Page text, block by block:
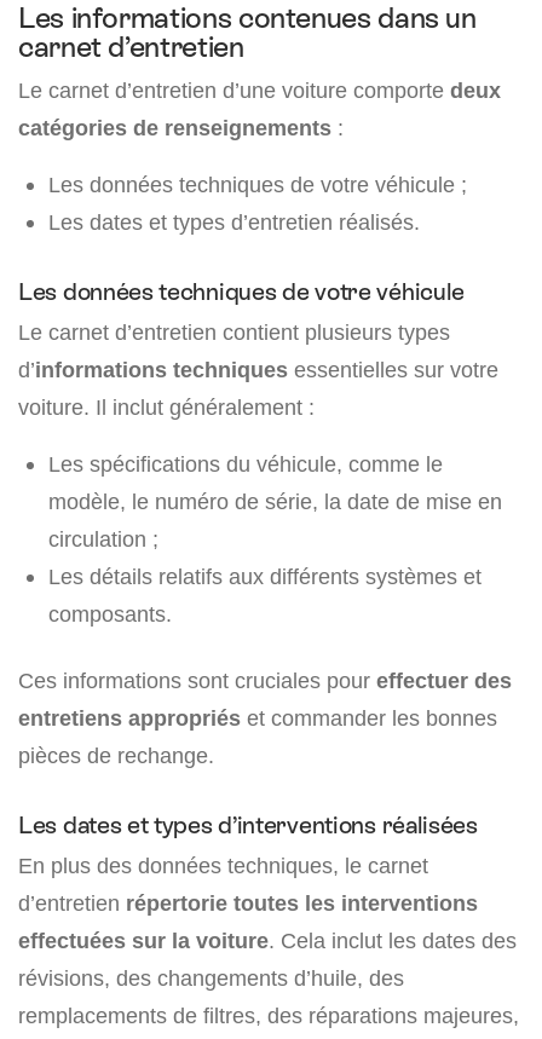
Les informations contenues dans un
carnet d’entretien
Le carnet d’entretien d’une voiture comporte deux
catégories de renseignements :
Les données techniques de votre véhicule ;
Les dates et types d’entretien réalisés.
Les données techniques de votre véhicule
Le carnet d’entretien contient plusieurs types
d’informations techniques essentielles sur votre
voiture. Il inclut généralement :
Les spécifications du véhicule, comme le
modèle, le numéro de série, la date de mise en
circulation ;
Les détails relatifs aux différents systèmes et
composants.
Ces informations sont cruciales pour effectuer des
entretiens appropriés et commander les bonnes
pièces de rechange.
Les dates et types d’interventions réalisées
En plus des données techniques, le carnet
d’entretien répertorie toutes les interventions
effectuées sur la voiture. Cela inclut les dates des
révisions, des changements d’huile, des
remplacements de filtres, des réparations majeures,